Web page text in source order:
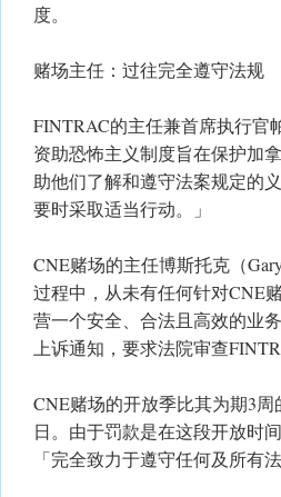
度。
赌场主任：过往完全遵守法规
FINTRAC的主任兼首席执行官
资助恐怖主义制度旨在保护加
助他们了解和遵守法案规定的
要时采取适当行动。」
CNE赌场的主任博斯托克（
过程中，从未有任何针对CNE
营一个安全、合法且高效的业
上诉通知，要求法院审查
CNE赌场的开放季比其为期3
日。由于罚款是在这段开放时
「完全致力于遵守任何及所有法